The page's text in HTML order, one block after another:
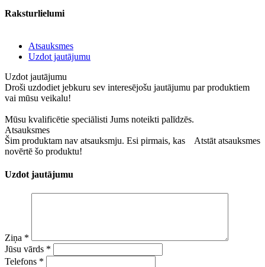
Raksturlielumi
Atsauksmes
Uzdot jautājumu
Uzdot jautājumu
Droši uzdodiet jebkuru sev interesējošu jautājumu par produktiem
vai mūsu veikalu!
Mūsu kvalificētie speciālisti Jums noteikti palīdzēs.
Atsauksmes
Atstāt atsauksmes
Šim produktam nav atsauksmju. Esi pirmais, kas
novērtē šo produktu!
Uzdot jautājumu
Ziņa *
Jūsu vārds *
Telefons *